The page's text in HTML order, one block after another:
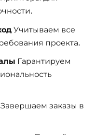
Учитываем все
проекта.
Гарантируем
Завершаем заказы в